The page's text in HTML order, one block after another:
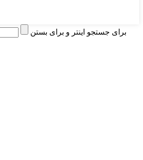
برای جستجو اینتر و برای بستن